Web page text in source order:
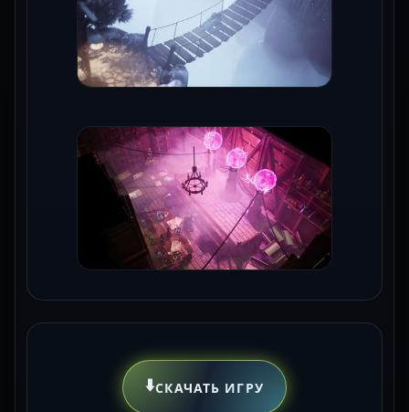
⬇️СКАЧАТЬ ИГРУ